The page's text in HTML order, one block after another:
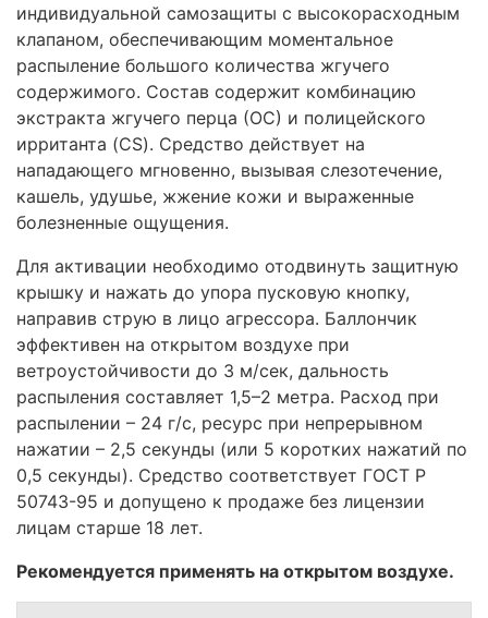
индивидуальной самозащиты с высокорасходным
клапаном, обеспечивающим моментальное
распыление большого количества жгучего
содержимого. Состав содержит комбинацию
экстракта жгучего перца (ОС) и полицейского
ирританта (CS). Средство действует на
нападающего мгновенно, вызывая слезотечение,
кашель, удушье, жжение кожи и выраженные
болезненные ощущения.
Для активации необходимо отодвинуть защитную
крышку и нажать до упора пусковую кнопку,
направив струю в лицо агрессора. Баллончик
эффективен на открытом воздухе при
ветроустойчивости до 3 м/сек, дальность
распыления составляет 1,5–2 метра. Расход при
распылении – 24 г/с, ресурс при непрерывном
нажатии – 2,5 секунды (или 5 коротких нажатий по
0,5 секунды). Средство соответствует ГОСТ Р
50743-95 и допущено к продаже без лицензии
лицам старше 18 лет.
Рекомендуется применять на открытом воздухе.